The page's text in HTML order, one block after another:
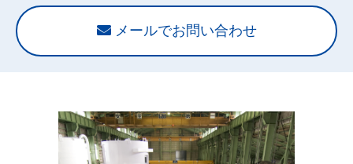
メールでお問い合わせ